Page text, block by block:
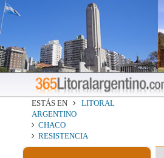
ESTÁS EN
LITORAL
ARGENTINO
CHACO
RESISTENCIA